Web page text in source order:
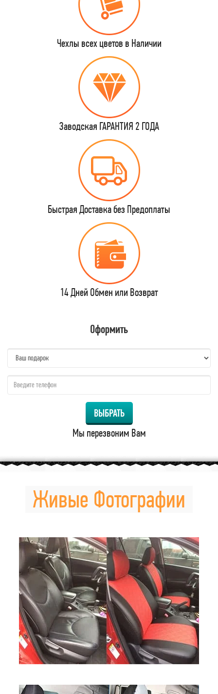
Чехлы всех цветов в Наличии
Заводская ГАРАНТИЯ 2 ГОДА
Быстрая Доставка без Предоплаты
14 Дней Обмен или Возврат
Оформить
ВЫБРАТЬ
Мы перезвоним Вам
Живые Фотографии